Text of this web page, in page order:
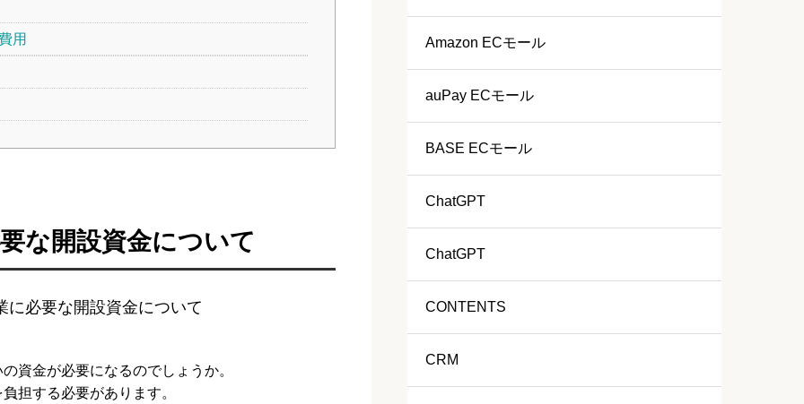
用
な開設資金について
資金が必要になるのでしょうか。
担する必要があります。
Amazon ECモール
auPay ECモール
BASE ECモール
ChatGPT
ChatGPT
CONTENTS
CRM